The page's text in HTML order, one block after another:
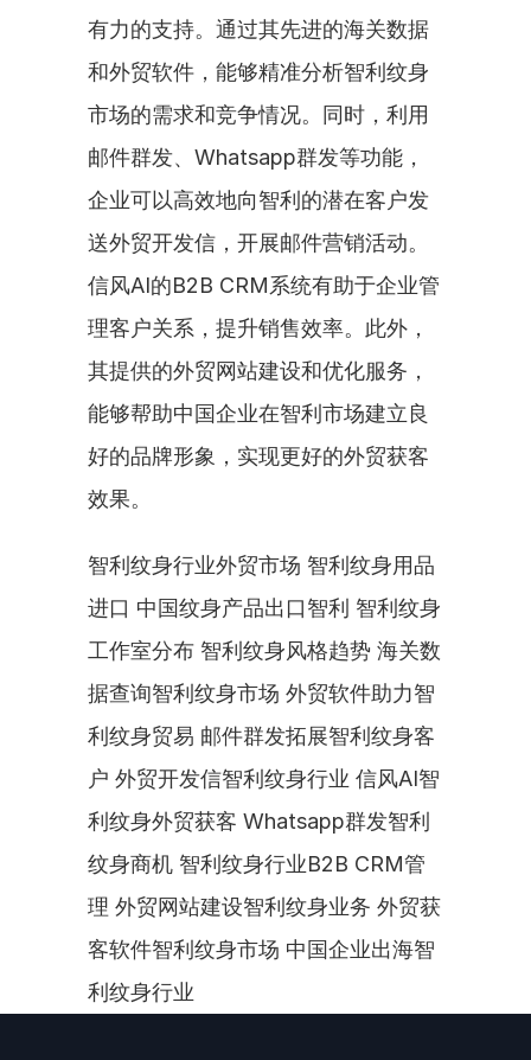
有力的支持。通过其先进的海关数据
和外贸软件，能够精准分析智利纹身
市场的需求和竞争情况。同时，利用
邮件群发、Whatsapp群发等功能，
企业可以高效地向智利的潜在客户发
送外贸开发信，开展邮件营销活动。
信风AI的B2B CRM系统有助于企业管
理客户关系，提升销售效率。此外，
其提供的外贸网站建设和优化服务，
能够帮助中国企业在智利市场建立良
好的品牌形象，实现更好的外贸获客
效果。
智利纹身行业外贸市场 智利纹身用品
进口 中国纹身产品出口智利 智利纹身
工作室分布 智利纹身风格趋势 海关数
据查询智利纹身市场 外贸软件助力智
利纹身贸易 邮件群发拓展智利纹身客
户 外贸开发信智利纹身行业 信风AI智
利纹身外贸获客 Whatsapp群发智利
纹身商机 智利纹身行业B2B CRM管
理 外贸网站建设智利纹身业务 外贸获
客软件智利纹身市场 中国企业出海智
利纹身行业